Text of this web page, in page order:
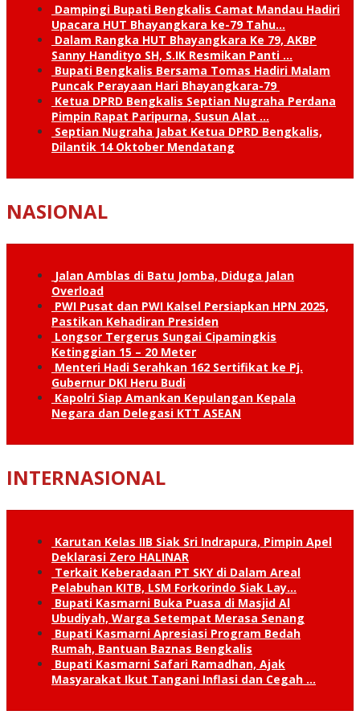
Dampingi Bupati Bengkalis Camat Mandau Hadiri
Upacara HUT Bhayangkara ke-79 Tahu…
Dalam Rangka HUT Bhayangkara Ke 79, AKBP
Sanny Handityo SH, S.IK Resmikan Panti …
Bupati Bengkalis Bersama Tomas Hadiri Malam
Puncak Perayaan Hari Bhayangkara-79
Ketua DPRD Bengkalis Septian Nugraha Perdana
Pimpin Rapat Paripurna, Susun Alat …
Septian Nugraha Jabat Ketua DPRD Bengkalis,
Dilantik 14 Oktober Mendatang
NASIONAL
Jalan Amblas di Batu Jomba, Diduga Jalan
Overload
PWI Pusat dan PWI Kalsel Persiapkan HPN 2025,
Pastikan Kehadiran Presiden
Longsor Tergerus Sungai Cipamingkis
Ketinggian 15 – 20 Meter
Menteri Hadi Serahkan 162 Sertifikat ke Pj.
Gubernur DKI Heru Budi
Kapolri Siap Amankan Kepulangan Kepala
Negara dan Delegasi KTT ASEAN
INTERNASIONAL
Karutan Kelas IIB Siak Sri Indrapura, Pimpin Apel
Deklarasi Zero HALINAR
Terkait Keberadaan PT SKY di Dalam Areal
Pelabuhan KITB, LSM Forkorindo Siak Lay…
Bupati Kasmarni Buka Puasa di Masjid Al
Ubudiyah, Warga Setempat Merasa Senang
Bupati Kasmarni Apresiasi Program Bedah
Rumah, Bantuan Baznas Bengkalis
Bupati Kasmarni Safari Ramadhan, Ajak
Masyarakat Ikut Tangani Inflasi dan Cegah …